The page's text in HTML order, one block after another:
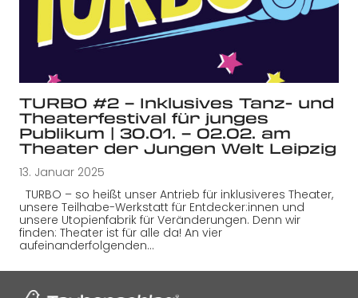
TURBO #2 – Inklusives Tanz- und
Theaterfestival für junges
Publikum | 30.01. – 02.02. am
Theater der Jungen Welt Leipzig
13. Januar 2025
TURBO – so heißt unser Antrieb für inklusiveres Theater,
unsere Teilhabe-Werkstatt für Entdecker:innen und
unsere Utopienfabrik für Veränderungen. Denn wir
finden: Theater ist für alle da! An vier
aufeinanderfolgenden…